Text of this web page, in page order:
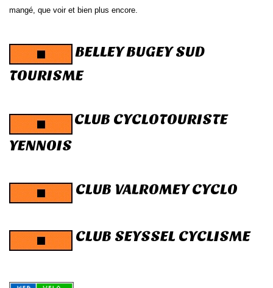
mangé, que voir et bien plus encore.
BELLEY BUGEY SUD
TOURISME
CLUB CYCLOTOURISTE
YENNOIS
CLUB VALROMEY CYCLO
CLUB SEYSSEL CYCLISME